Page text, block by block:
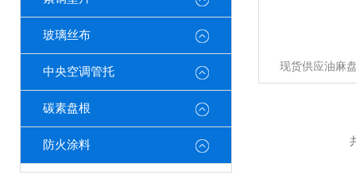
玻璃丝布
中央空调管托
碳素盘根
防火涂料
现货供应油麻